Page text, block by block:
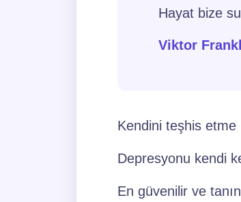
Hayat bize
Viktor Frankl
Kendini teşhis
Depresyonu kendi
En güvenilir ve